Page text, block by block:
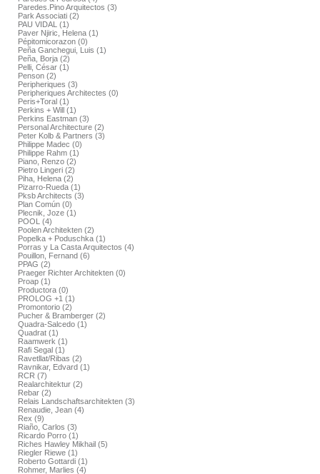
Paredes.Pino Arquitectos (3)
Park Associati (2)
PAU VIDAL (1)
Paver Njiric, Helena (1)
Pépitomicorazon (0)
Peña Ganchegui, Luis (1)
Peña, Borja (2)
Pelli, César (1)
Penson (2)
Peripheriques (3)
Peripheriques Architectes (0)
Peris+Toral (1)
Perkins + Will (1)
Perkins Eastman (3)
Personal Architecture (2)
Peter Kolb & Partners (3)
Philippe Madec (0)
Philippe Rahm (1)
Piano, Renzo (2)
Pietro Lingeri (2)
Piha, Helena (2)
Pizarro-Rueda (1)
Pksb Architects (3)
Plan Común (0)
Plecnik, Joze (1)
POOL (4)
Poolen Architekten (2)
Popelka + Poduschka (1)
Porras y La Casta Arquitectos (4)
Pouillon, Fernand (6)
PPAG (2)
Praeger Richter Architekten (0)
Proap (1)
Productora (0)
PROLOG +1 (1)
Promontorio (2)
Pucher & Bramberger (2)
Quadra-Salcedo (1)
Quadrat (1)
Raamwerk (1)
Rafi Segal (1)
Ravetllat/Ribas (2)
Ravnikar, Edvard (1)
RCR (7)
Realarchitektur (2)
Rebar (2)
Relais Landschaftsarchitekten (3)
Renaudie, Jean (4)
Rex (9)
Riaño, Carlos (3)
Ricardo Porro (1)
Riches Hawley Mikhail (5)
Riegler Riewe (1)
Roberto Gottardi (1)
Rohmer, Marlies (4)